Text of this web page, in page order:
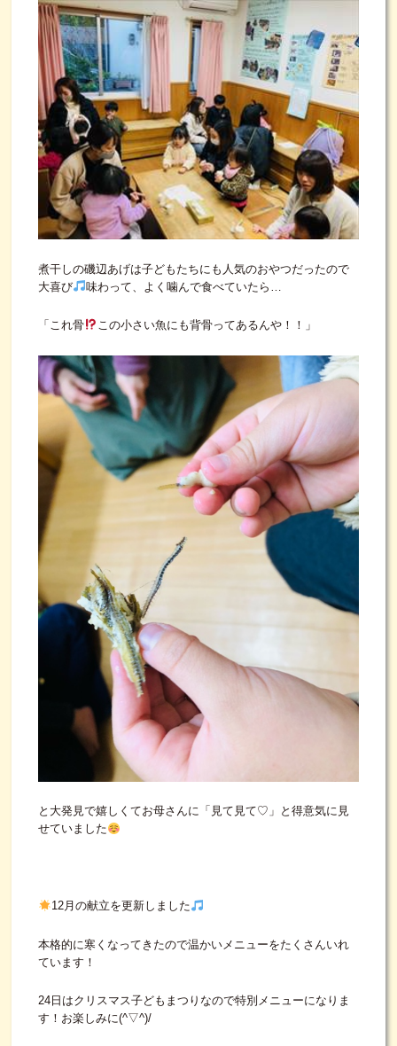
煮干しの磯辺あげは子どもたちにも人気のおやつだったので
大喜び
味わって、よく噛んで食べていたら…
「これ骨 この小さい魚にも背骨ってあるんや！！」
と大発見で嬉しくてお母さんに「見て見て♡」と得意気に見
せていました
12月の献立を更新しました
本格的に寒くなってきたので温かいメニューをたくさんいれ
ています！
24日はクリスマス子どもまつりなので特別メニューになりま
す！お楽しみに(^▽^)/